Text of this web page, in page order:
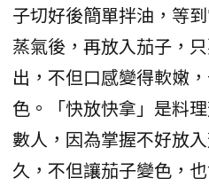
子切好後簡單拌油，等
蒸氣後，再放入茄子，
出，不但口感變得軟嫩
色。「快放快拿」是料
數人，因為掌握不好放
久，不但讓茄子變色，